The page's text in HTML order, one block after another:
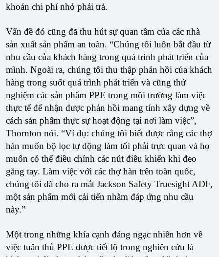
khoản chi phí nhỏ phải trả.
Vấn đề đó cũng đã thu hút sự quan tâm của các nhà
sản xuất sản phẩm an toàn. “Chúng tôi luôn bắt đầu từ
nhu cầu của khách hàng trong quá trình phát triển của
mình. Ngoài ra, chúng tôi thu thập phản hồi của khách
hàng trong suốt quá trình phát triển và cũng thử
nghiệm các sản phẩm PPE trong môi trường làm việc
thực tế để nhận được phản hồi mang tính xây dựng về
cách sản phẩm thực sự hoạt động tại nơi làm việc”,
Thornton nói. “Ví dụ: chúng tôi biết được rằng các thợ
hàn muốn bộ lọc tự động làm tối phải trực quan và họ
muốn có thể điều chỉnh các nút điều khiển khi đeo
găng tay. Làm việc với các thợ hàn trên toàn quốc,
chúng tôi đã cho ra mắt Jackson Safety Truesight ADF,
một sản phẩm mới cải tiến nhằm đáp ứng nhu cầu
này.”
Một trong những khía cạnh đáng ngạc nhiên hơn về
việc tuân thủ PPE được tiết lộ trong nghiên cứu là